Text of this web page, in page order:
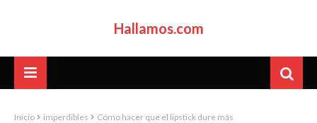
Hallamos.com
Inicio imperdibles Cómo hacer que el lipstick dure más